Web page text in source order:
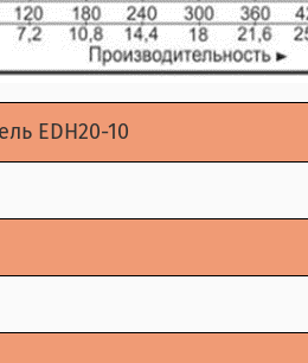
EDH20-10